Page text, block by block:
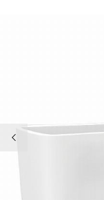
前の画像